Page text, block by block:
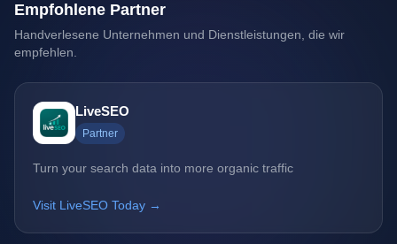
Empfohlene Partner
Handverlesene Unternehmen und Dienstleistungen, die wir
empfehlen.
LiveSEO
Partner
Turn your search data into more organic traffic
Visit LiveSEO Today →